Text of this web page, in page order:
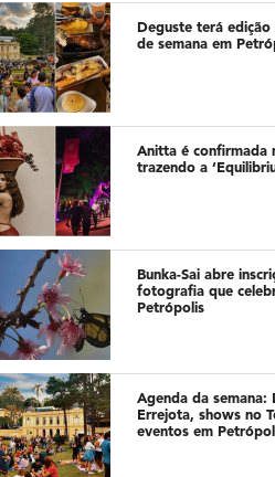
Deguste terá
de semana em
Anitta é confirmada
trazendo a
Bunka-Sai abre
fotografia que
Petrópolis
Agenda da semana:
Errejota, shows no
eventos em